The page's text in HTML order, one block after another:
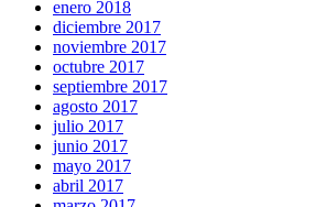
enero 2018
diciembre 2017
noviembre 2017
octubre 2017
septiembre 2017
agosto 2017
julio 2017
junio 2017
mayo 2017
abril 2017